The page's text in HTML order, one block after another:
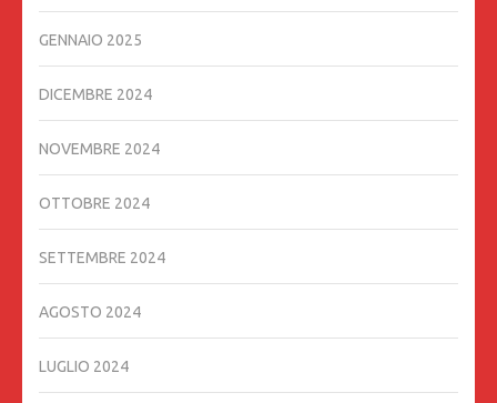
GENNAIO 2025
DICEMBRE 2024
NOVEMBRE 2024
OTTOBRE 2024
SETTEMBRE 2024
AGOSTO 2024
LUGLIO 2024